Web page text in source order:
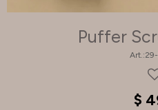
Puffer
$